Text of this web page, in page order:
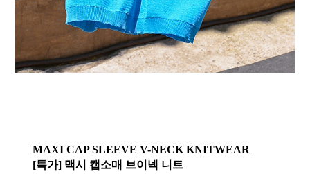
MAXI CAP SLEEVE V-NECK KNITWEAR
[특가] 맥시 캡소매 브이넥 니트